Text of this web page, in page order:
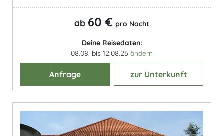
ab 60 € pro Nacht
Deine Reisedaten:
08.08. bis 12.08.26 ändern
Anfrage zur Unterkunft